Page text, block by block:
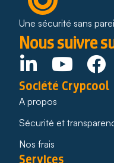
Une sécurité sans
Nous suivre
Société Crypcool
A propos
Sécurité et
Nos frais
Services